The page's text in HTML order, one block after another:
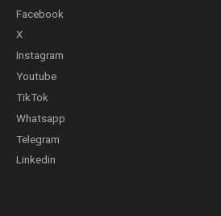
Facebook
X
Instagram
Youtube
TikTok
Whatsapp
Telegram
Linkedin